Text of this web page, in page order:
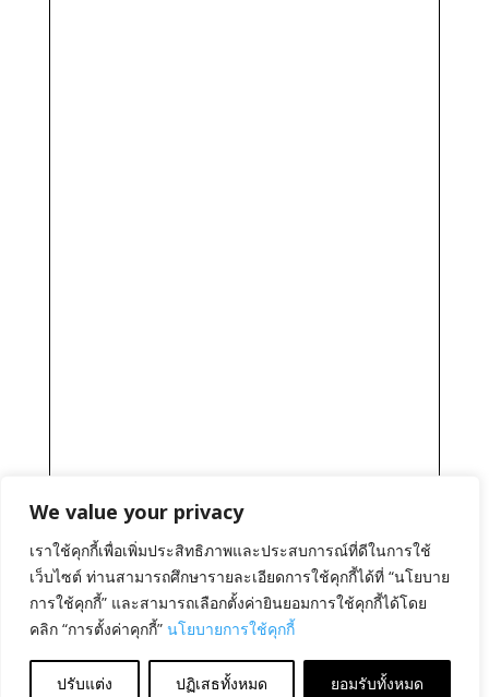
We value your privacy
เราใช้คุกกี้เพื่อเพิ่มประสิทธิภาพและประสบการณ์ที่ดีในการใช้
เว็บไซต์ ท่านสามารถศึกษารายละเอียดการใช้คุกกี้ได้ที่ “นโยบาย
การใช้คุกกี้” และสามารถเลือกตั้งค่ายินยอมการใช้คุกกี้ได้โดย
คลิก “การตั้งค่าคุกกี้” นโยบายการใช้คุกกี้
ปรับแต่ง ปฏิเสธทั้งหมด ยอมรับทั้งหมด